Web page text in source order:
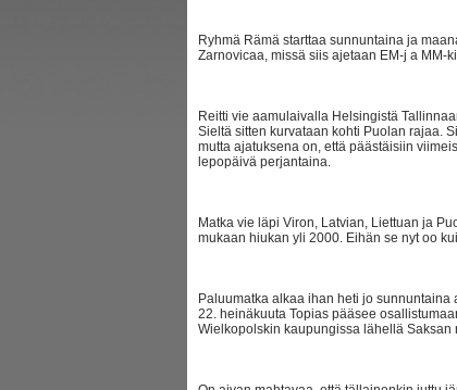
Ryhmä Rämä starttaa sunnuntaina ja
Zarnovicaa, missä siis ajetaan EM-j a MM-
Reitti vie aamulaivalla Helsingistä
Sieltä sitten kurvataan kohti Puolan rajaa.
mutta ajatuksena on, että päästäisiin
lepopäivä perjantaina.
Matka vie läpi Viron, Latvian, Liettuan ja
mukaan hiukan yli 2000. Eihän se nyt oo
Paluumatka alkaa ihan heti jo
22. heinäkuuta Topias pääsee
Wielkopolskin kaupungissa lähellä Saksan